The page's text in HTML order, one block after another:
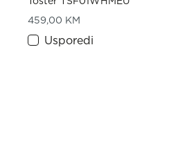
459,00 KM
Usporedi